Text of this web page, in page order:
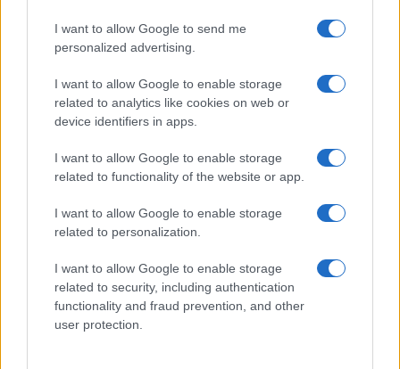
I want to allow Google to send me
personalized advertising.
I want to allow Google to enable storage
related to analytics like cookies on web or
device identifiers in apps.
I want to allow Google to enable storage
related to functionality of the website or app.
I want to allow Google to enable storage
related to personalization.
I want to allow Google to enable storage
related to security, including authentication
functionality and fraud prevention, and other
user protection.
Esplorare il Giardino delle Meraviglie: piante
straordinarie e lezioni di vita
Cristian Castiglioni · 6 Ago 2026